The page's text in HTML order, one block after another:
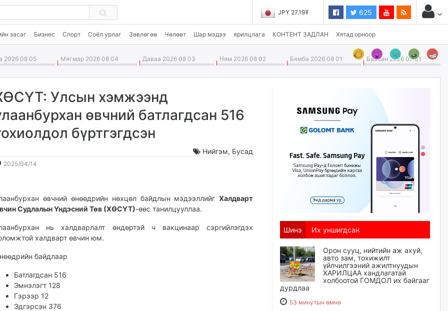
JPY 27.19₮ 625
засаг Бизнес Спорт Соёл урлаг Зөвлөгөө Чөлөөт Шар мэдээ ярилцлага КОНТЕНТ ЗАДЛАН Хятад орноор
2026 08 05 Мягмар 2026 08 04 Даваа 2026 08 03 Ням 2026 08 02 Бямба 2026 08 01 Баасан 2026 07 31
Улсын хэмжээнд
өвчний батлагдсан 516
бүртгэгдсэн
Нийгэм, Бусад
2025/04/14
11:46:14
16:08:37
өвчний өнөөдрийн нөхцөл байдлын мэдээллийгХалдварт
Судлалын Үндэсний Төв (ХӨСҮТ)-өөс танилцууллаа.
нь халдварлалт өндөртэй ч вакцинаар сэргийлэгдэх
халдварт өвчин юм.
байдлаар
Батлагдсан 516
Эмнэлэгт 128
Гэрээр 12
Эдгэрсэн 376
Шинэ Их уншигдсан
Орон сууц, нийтийн аж ахуй,
авто зам, тохижилт
үйлчилгээний ажилтнуудын
ХАРИЛЦАА хандлагатай
холбоотой ГОМДОЛ их байгааг
дурдлаа
53 минутын өмнө